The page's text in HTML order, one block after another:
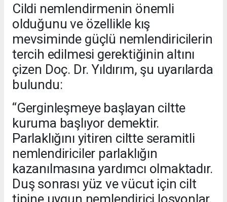
Cildi nemlendirmenin önemli
olduğunu ve özellikle kış
mevsiminde güçlü nemlendiricilerin
tercih edilmesi gerektiğinin altını
çizen Doç. Dr. Yıldırım, şu uyarılarda
bulundu:
“Gerginleşmeye başlayan ciltte
kuruma başlıyor demektir.
Parlaklığını yitiren ciltte seramitli
nemlendiriciler parlaklığın
kazanılmasına yardımcı olmaktadır.
Duş sonrası yüz ve vücut için cilt
tipine uygun nemlendirici losyonlar,